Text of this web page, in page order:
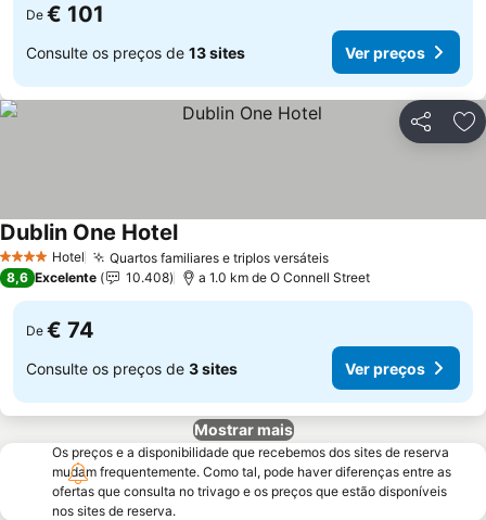
De € 101
Consulte os preços de 13 sites Ver preços
Partilhar
4 EstrelasHotel Quartos familiares e triplos versáteisVer preços
Dublin One HotelVer preços
8,6 Excelente 10.408 a 1.0 km de O Connell Street
De € 74
Consulte os preços de 3 sites Ver preços
Mostrar mais
Os preços e a disponibilidade que recebemos dos sites de reserva
mudam frequentemente. Como tal, pode haver diferenças entre as
ofertas que consulta no trivago e os preços que estão disponíveis
nos sites de reserva.